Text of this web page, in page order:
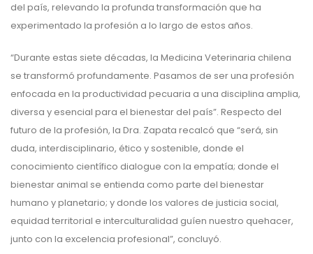
del país, relevando la profunda transformación que ha
experimentado la profesión a lo largo de estos años.
“Durante estas siete décadas, la Medicina Veterinaria chilena
se transformó profundamente. Pasamos de ser una profesión
enfocada en la productividad pecuaria a una disciplina amplia,
diversa y esencial para el bienestar del país”. Respecto del
futuro de la profesión, la Dra. Zapata recalcó que “será, sin
duda, interdisciplinario, ético y sostenible, donde el
conocimiento científico dialogue con la empatía; donde el
bienestar animal se entienda como parte del bienestar
humano y planetario; y donde los valores de justicia social,
equidad territorial e interculturalidad guíen nuestro quehacer,
junto con la excelencia profesional”, concluyó.